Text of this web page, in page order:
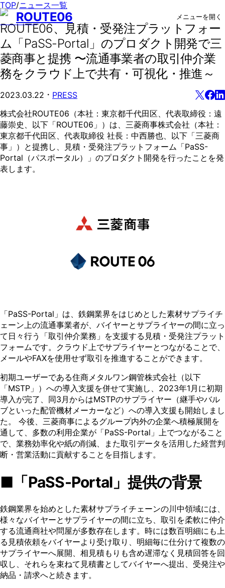
ROUTE06 メニューを開く
TOP/ニュース一覧
ROUTE06、見積・受発注プラットフォー
ム「PaSS-Portal」のプロダクト開発で三
菱商事と提携 〜流通事業者の取引仲介業
務をクラウド上で共有・可視化・推進～
2023.03.22 ・ PRESS
株式会社ROUTE06（本社：東京都千代田区、代表取締役：遠
藤崇史、以下「ROUTE06」）は、三菱商事株式会社（本社：
東京都千代田区、代表取締役 社長：中西勝也、以下「三菱商
事」）と提携し、見積・受発注プラットフォーム「PaSS-
Portal（パスポータル）」のプロダクト開発を行ったことを発
表します。
「PaSS-Portal」は、鉄鋼業界をはじめとした素材サプライチ
ェーン上の流通事業者が、バイヤーとサプライヤーの間に立っ
て日々行う「取引仲介業務」を支援する見積・受発注プラット
フォームです。クラウド上でサプライヤーとつながることで、
メールやFAXを使用せず取引を推進することができます。
初期ユーザーである住商メタルワン鋼管株式会社（以下
「MSTP」）への導入支援を併せて実施し、2023年1月に初期
導入が完了、同3月からはMSTPのサプライヤー（継手やバル
ブといった配管機材メーカーなど）への導入支援も開始しまし
た。 今後、三菱商事によるグループ内外の企業へ積極展開を
通して、多数の利用企業が「PaSS-Portal」上でつながること
で、業務効率化や紙の削減、また取引データを活用した経営判
断・営業活動に貢献することを目指します。
■「PaSS-Portal」提供の背景
鉄鋼業界を始めとした素材サプライチェーンの川中領域には、
様々なバイヤーとサプライヤーの間に立ち、取引を柔軟に仲介
する流通商社や問屋が多数存在します。時には数百明細にも上
る見積依頼をバイヤーより受け取り、明細毎に仕分けて複数の
サプライヤーへ展開、相見積もりも含め遅滞なく見積回答を回
収し、それらを束ねて見積書としてバイヤーへ提出、受発注や
納品・請求へと続きます。